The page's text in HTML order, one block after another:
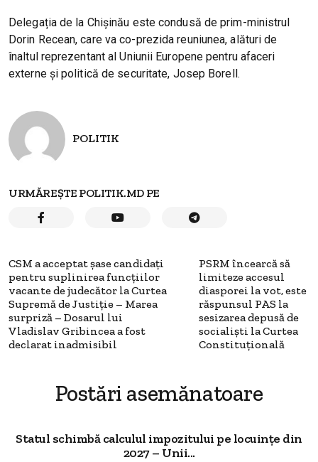
Delegația de la Chișinău este condusă de prim-ministrul
Dorin Recean, care va co-prezida reuniunea, alături de
înaltul reprezentant al Uniunii Europene pentru afaceri
externe și politică de securitate, Josep Borell.
POLITIK
URMĂREȘTE POLITIK.MD PE
CSM a acceptat șase candidați
pentru suplinirea funcțiilor
vacante de judecător la Curtea
Supremă de Justiție – Marea
surpriză – Dosarul lui
Vladislav Gribincea a fost
declarat inadmisibil
PSRM încearcă să
limiteze accesul
diasporei la vot, este
răspunsul PAS la
sesizarea depusă de
socialiști la Curtea
Constituțională
Postări asemănatoare
Statul schimbă calculul impozitului pe locuințe din
2027 – Unii...